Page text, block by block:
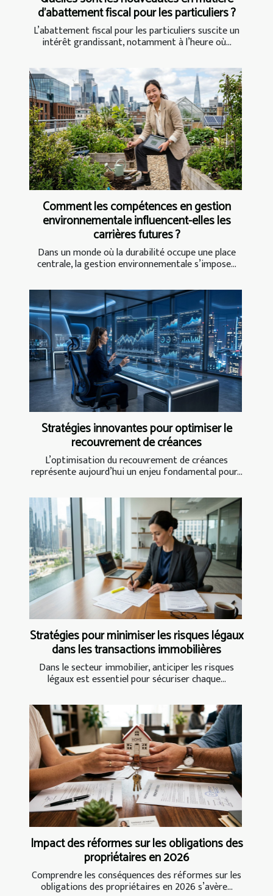
d'abattement fiscal pour les particuliers ?
L’abattement fiscal pour les particuliers suscite un
intérêt grandissant, notamment à l’heure où...
Comment les compétences en gestion
environnementale influencent-elles les
carrières futures ?
Dans un monde où la durabilité occupe une place
centrale, la gestion environnementale s’impose...
Stratégies innovantes pour optimiser le
recouvrement de créances
L’optimisation du recouvrement de créances
représente aujourd’hui un enjeu fondamental pour...
Stratégies pour minimiser les risques légaux
dans les transactions immobilières
Dans le secteur immobilier, anticiper les risques
légaux est essentiel pour sécuriser chaque...
Impact des réformes sur les obligations des
propriétaires en 2026
Comprendre les conséquences des réformes sur les
obligations des propriétaires en 2026 s’avère...